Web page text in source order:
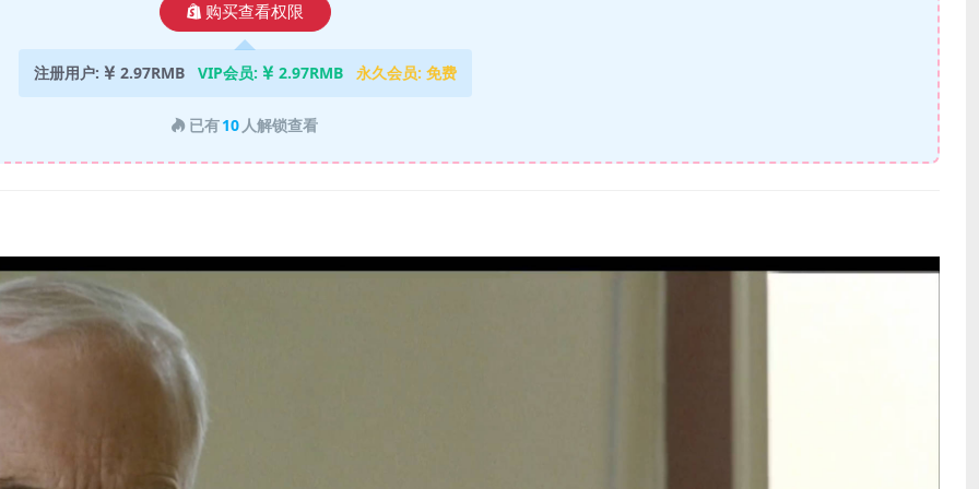
购买查看权限
注册用户: 2.97RMB VIP会员: 2.97RMB 永久会员: 免费
已有10 人解锁查看